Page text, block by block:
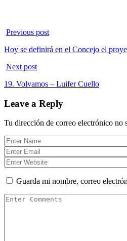
Previous post
Hoy se definirá en el Concejo el
Next post
19. Volvamos – Luifer Cuello
Leave a Reply
Tu dirección de correo electrónico no
Guarda mi nombre, correo